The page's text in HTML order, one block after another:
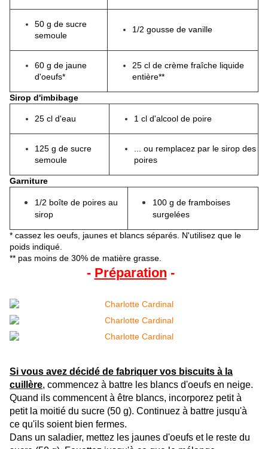
50 g de sucre
semoule
1/2 gousse de vanille
60 g de jaune
d'oeufs*
25 cl de crème fraîche liquide
entière**
Sirop d'imbibage
25 cl d'eau 1 cl d'alcool de poire
125 g de sucre
semoule
... ou remplacez par le sirop des
poires
Garniture
1/2 boîte de poires au
sirop
100 g de framboises
surgelées
* cassez les oeufs, jaunes et blancs séparés. N'utilisez que le
poids indiqué.
** pas moins de 30% de matière grasse.
- Préparation -
Si vous avez décidé de fabriquer vos biscuits à la
cuillère, commencez à battre les blancs d'oeufs en neige.
Quand ils commencent à être blancs, incorporez petit à
petit la moitié du sucre (50 g). Continuez à battre jusqu'à
ce qu'ils soient bien fermes.
Dans un saladier, mettez les jaunes d'oeufs et le reste du